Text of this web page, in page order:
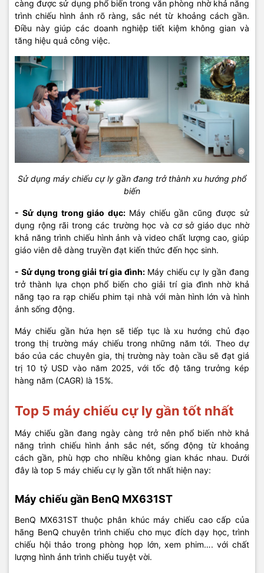
càng được sử dụng phổ biến trong văn phòng nhờ khả năng
trình chiếu hình ảnh rõ ràng, sắc nét từ khoảng cách gần.
Điều này giúp các doanh nghiệp tiết kiệm không gian và
tăng hiệu quả công việc.
Sử dụng máy chiếu cự ly gần đang trở thành xu hướng phổ
biến
- Sử dụng trong giáo dục:Máy chiếu gần cũng được sử
dụng rộng rãi trong các trường học và cơ sở giáo dục nhờ
khả năng trình chiếu hình ảnh và video chất lượng cao, giúp
giáo viên dễ dàng truyền đạt kiến thức đến học sinh.
- Sử dụng trong giải trí gia đình:Máy chiếu cự ly gần đang
trở thành lựa chọn phổ biến cho giải trí gia đình nhờ khả
năng tạo ra rạp chiếu phim tại nhà với màn hình lớn và hình
ảnh sống động.
Máy chiếu gần hứa hẹn sẽ tiếp tục là xu hướng chủ đạo
trong thị trường máy chiếu trong những năm tới. Theo dự
báo của các chuyên gia, thị trường này toàn cầu sẽ đạt giá
trị 10 tỷ USD vào năm 2025, với tốc độ tăng trưởng kép
hàng năm (CAGR) là 15%.
Top 5 máy chiếu cự ly gần tốt nhất
Máy chiếu gần đang ngày càng trở nên phổ biến nhờ khả
năng trình chiếu hình ảnh sắc nét, sống động từ khoảng
cách gần, phù hợp cho nhiều không gian khác nhau. Dưới
đây là top 5 máy chiếu cự ly gần tốt nhất hiện nay:
Máy chiếu gần BenQ MX631ST
BenQ MX631ST thuộc phân khúc máy chiếu cao cấp của
hãng BenQ chuyên trình chiếu cho mục đích dạy học, trình
chiếu hội thảo trong phòng họp lớn, xem phim…. với chất
lượng hình ảnh trình chiếu tuyệt vời.